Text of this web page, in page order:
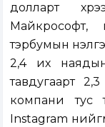
долларт
тэрбумын
2,4 их
тавдугаарт
компани тус
Instagram